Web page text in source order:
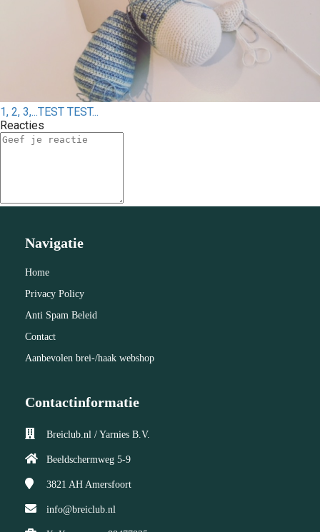
1, 2, 3,...TEST TEST...
Reacties
Navigatie
Home
Privacy Policy
Anti Spam Beleid
Contact
Aanbevolen brei-/haak webshop
Contactinformatie
Breiclub.nl / Yarnies B.V.
Beeldschermweg 5-9
3821 AH Amersfoort
info@breiclub.nl